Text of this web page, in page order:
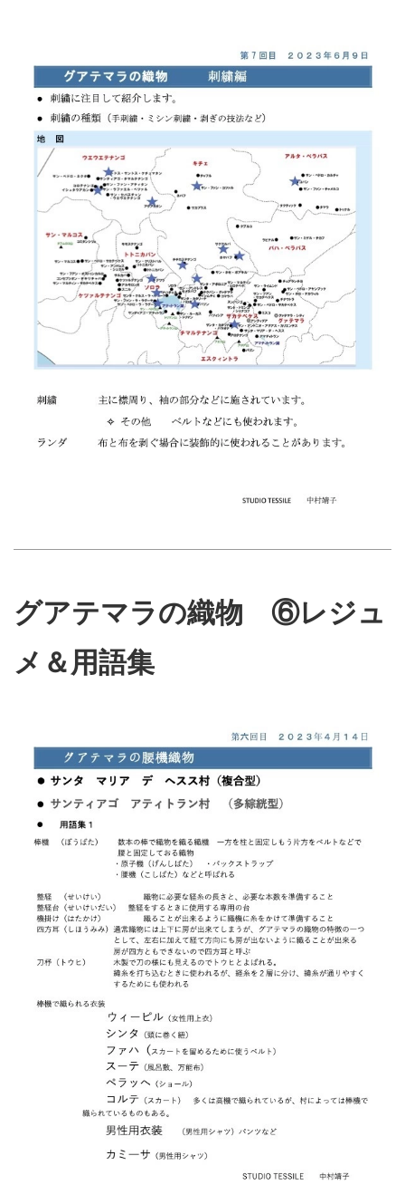
グアテマラの織物 ⑥レジュ
メ＆用語集